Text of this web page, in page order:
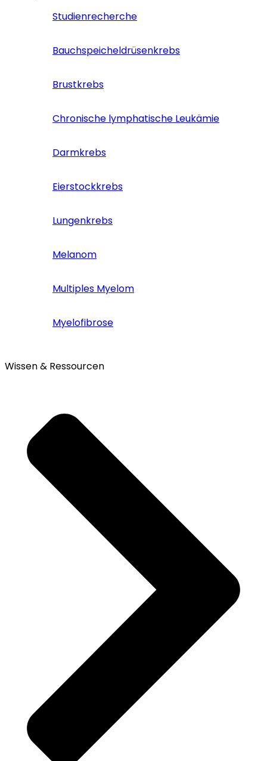
Studienrecherche
Bauchspeicheldrüsenkrebs
Brustkrebs
Chronische lymphatische Leukämie
Darmkrebs
Eierstockkrebs
Lungenkrebs
Melanom
Multiples Myelom
Myelofibrose
Wissen & Ressourcen